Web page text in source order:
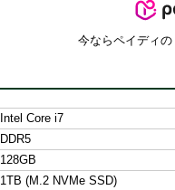
今ならペイディの
Intel Core i7
DDR5
128GB
1TB (M.2 NVMe SSD)